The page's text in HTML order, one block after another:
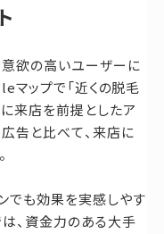
意欲の高いユーザーに
マップで「近くの脱毛
来店を前提としたア
告と比べて、来店に
でも効果を実感しやす
、資金力のある大手